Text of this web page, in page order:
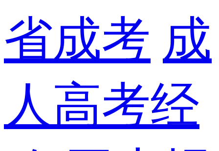
省成考 成
人高考经